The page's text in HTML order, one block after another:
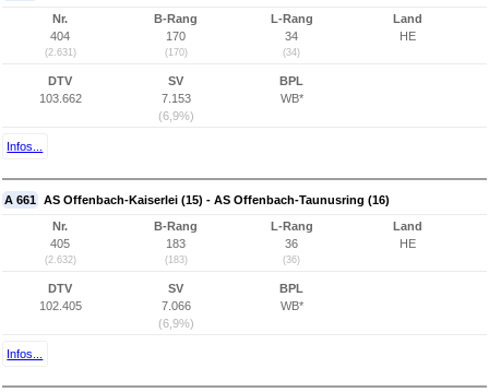
Nr.
404
(2.631)
B-Rang
170
(170)
L-Rang
34
(34)
Land
HE
DTV
103.662
SV
7.153
(6,9%)
BPL
WB*
Infos...
A 661 AS Offenbach-Kaiserlei (15) - AS Offenbach-Taunusring (16)
Nr.
405
(2.632)
B-Rang
183
(183)
L-Rang
36
(36)
Land
HE
DTV
102.405
SV
7.066
(6,9%)
BPL
WB*
Infos...